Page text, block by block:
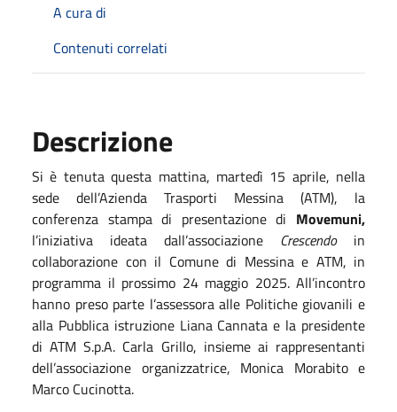
A cura di
Contenuti correlati
Descrizione
Si è tenuta questa mattina, martedì 15 aprile, nella
sede dell’Azienda Trasporti Messina (ATM), la
conferenza stampa di presentazione di Movemuni,
l’iniziativa ideata dall’associazione Crescendoin
collaborazione con il Comune di Messina e ATM, in
programma il prossimo 24 maggio 2025. All’incontro
hanno preso parte l’assessora alle Politiche giovanili e
alla Pubblica istruzione Liana Cannata e la presidente
di ATM S.p.A. Carla Grillo, insieme ai rappresentanti
dell’associazione organizzatrice, Monica Morabito e
Marco Cucinotta.